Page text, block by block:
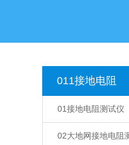
011接地电阻
01接地电阻测试仪
02大地网接地电阻